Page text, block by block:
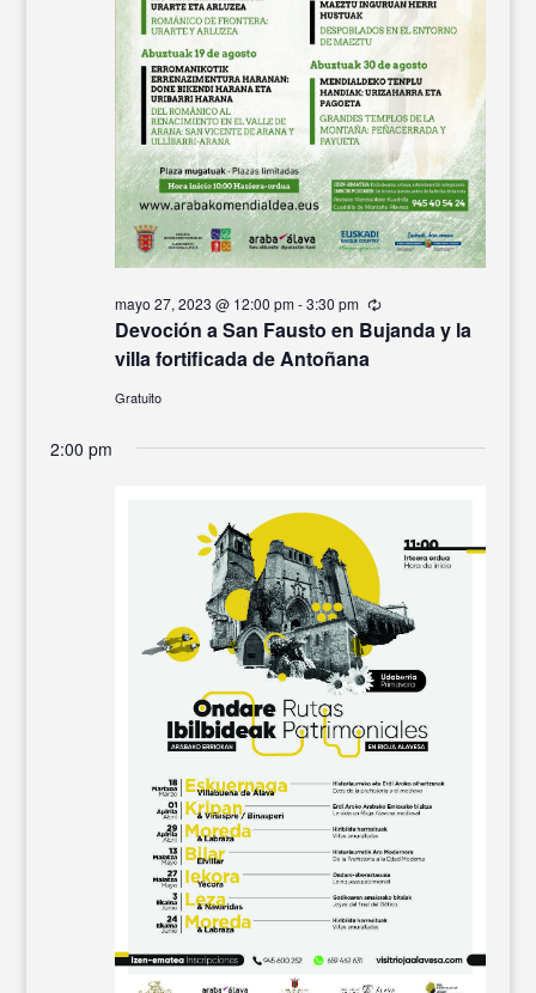
Devoción a San Fausto en Bujanda y la
villa fortificada de Antoñana
mayo 27, 2023 @ 12:00 pm-3:30 pm Recurrente
Gratuito
2:00 pm